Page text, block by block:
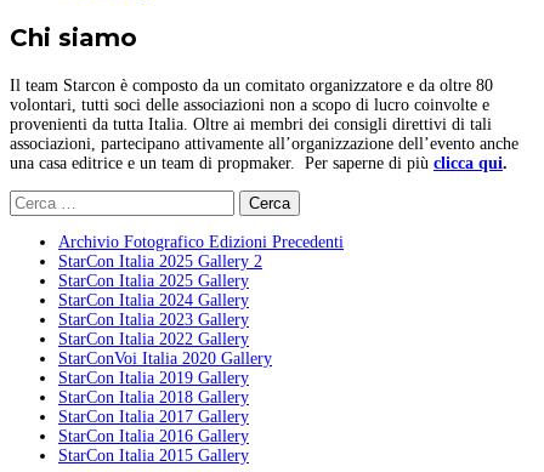
Chi siamo
Il team Starcon è composto da un comitato organizzatore e da oltre 80
volontari, tutti soci delle associazioni non a scopo di lucro coinvolte e
provenienti da tutta Italia. Oltre ai membri dei consigli direttivi di tali
associazioni, partecipano attivamente all’organizzazione dell’evento anche
una casa editrice e un team di propmaker. Per saperne di più clicca qui.
Ricerca
per:
Archivio Fotografico Edizioni Precedenti
StarCon Italia 2025 Gallery 2
StarCon Italia 2025 Gallery
StarCon Italia 2024 Gallery
StarCon Italia 2023 Gallery
StarCon Italia 2022 Gallery
StarConVoi Italia 2020 Gallery
StarCon Italia 2019 Gallery
StarCon Italia 2018 Gallery
StarCon Italia 2017 Gallery
StarCon Italia 2016 Gallery
StarCon Italia 2015 Gallery